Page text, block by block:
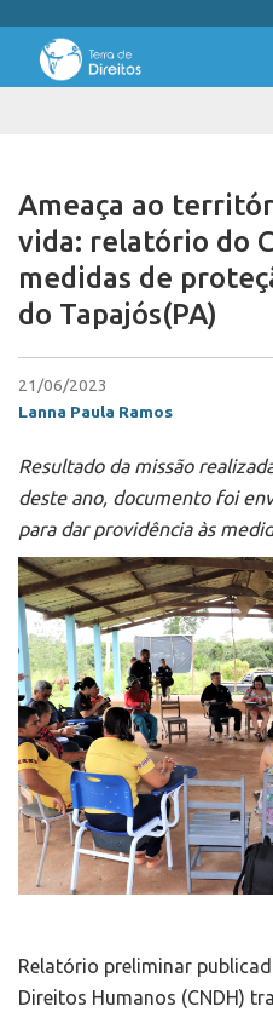
Ameaça ao
vida: relatório do
medidas de
do Tapajós(PA)
21/06/2023
Lanna Paula Ramos
Resultado da missão
deste ano, documento foi
para dar providência às
Relatório preliminar
Direitos Humanos (CNDH)